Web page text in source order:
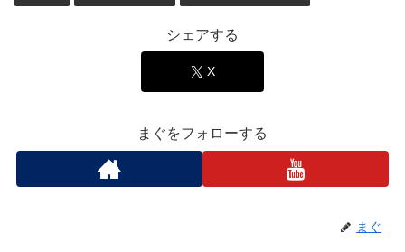
シェアする
X
まぐをフォローする
まぐ